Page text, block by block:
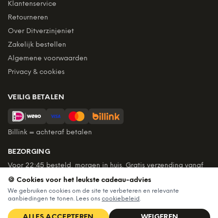
Klantenservice
Retourneren
Over Ditverzinjeniet
Zakelijk bestellen
Algemene voorwaarden
Privacy & cookies
VEILIG BETALEN
Billink = achteraf betalen
BEZORGING
Voor 22:45 besteld, morgen in huis. Gratis verzending vanaf
€60. Tot 365 dagen retourneren.
★ 4,7/5 uit 6.235beoordelingen
🍪 Cookies voor het leukste cadeau-advies
We gebruiken cookies om de site te verbeteren en relevante
aanbiedingen te tonen. Lees ons cookiebeleid.